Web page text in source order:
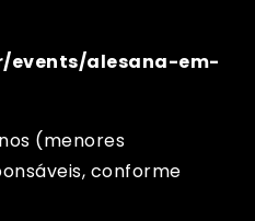
events/alesana-em-
(menores
conforme